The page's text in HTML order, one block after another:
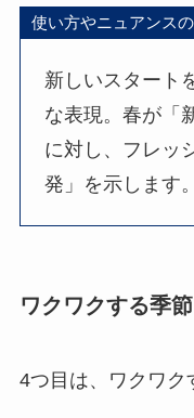
使い方やニュアンス
新しいスタート
な表現。春が「
に対し、フレッ
発」を示します。
ワクワクする季節
4つ目は、ワクワク